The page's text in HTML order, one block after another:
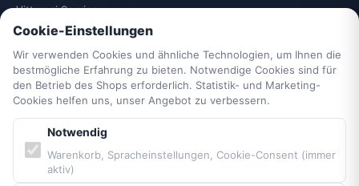
Vittorazi Service
Datenschutzerklärung
AGB
Widerrufsrecht
Vertrag widerrufen
Cookie-Einstellungen
Barrierefreiheit
Sitemap
Cookie-Einstellungen
Wir verwenden Cookies und ähnliche Technologien, um Ihnen die
bestmögliche Erfahrung zu bieten. Notwendige Cookies sind für
den Betrieb des Shops erforderlich. Statistik- und Marketing-
Cookies helfen uns, unser Angebot zu verbessern.
Notwendig
Warenkorb, Spracheinstellungen, Cookie-Consent (immer
aktiv)